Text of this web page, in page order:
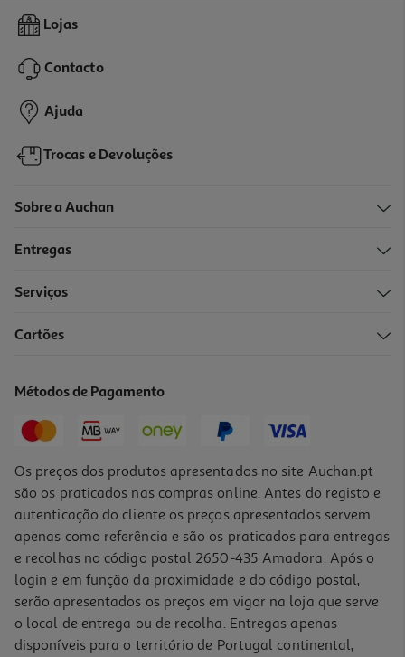
Lojas
Contacto
Ajuda
Trocas e Devoluções
Sobre a Auchan
Entregas
Serviços
Cartões
Métodos de Pagamento
Os preços dos produtos apresentados no site Auchan.pt
são os praticados nas compras online. Antes do registo e
autenticação do cliente os preços apresentados servem
apenas como referência e são os praticados para entregas
e recolhas no código postal 2650-435 Amadora. Após o
login e em função da proximidade e do código postal,
serão apresentados os preços em vigor na loja que serve
o local de entrega ou de recolha. Entregas apenas
disponíveis para o território de Portugal continental,